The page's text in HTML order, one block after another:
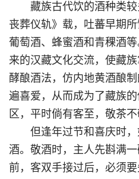
藏族古代饮的酒种类较
丧葬仪轨》载，吐蕃早期所
葡萄酒、蜂蜜酒和青稞酒
来的汉藏文化交流，使藏
酵酿酒法，仿内地黄酒酿
遍喜爱，从而成为了藏族
区，平时倘有客至，敬茶不
但逢年过节和喜庆时，
酒。敬酒时，主人先斟满
前，客双手接过后，必须要